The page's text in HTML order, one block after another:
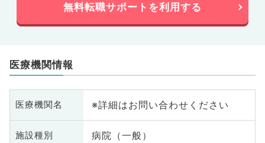
無料転職サポートを利用する
医療機関情報
医療機関名 ※詳細はお問い合わせください
施設種別 病院（一般）